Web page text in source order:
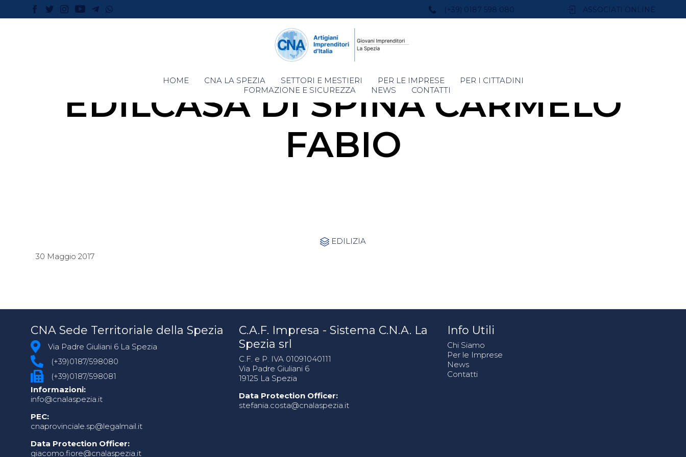
(+39) 0187 598 080 ASSOCIATI ONLINE
Skip
to
HOME CNA LA SPEZIA SETTORI E MESTIERI PER LE IMPRESE
PER I CITTADINI
FORMAZIONE E SICUREZZA
NEWS CONTATTI
EDILCASA DI SPINA CARMELO
FABIO
 Category
EDILIZIA
30 Maggio 2017
CNA Sede Territoriale della Spezia
Via Padre Giuliani 6 La Spezia
(+39)0187/598080
(+39)0187/598081
Informazioni:
info@cnalaspezia.it
PEC:
cnaprovinciale.sp@legalmail.it
Data Protection Officer:
giacomo.fiore@cnalaspezia.it
C.A.F. Impresa - Sistema C.N.A. La
Spezia srl
C.F. e P. IVA 01091040111
Via Padre Giuliani 6
19125 La Spezia
Data Protection Officer:
stefania.costa@cnalaspezia.it
Info Utili
Chi Siamo
Per le Imprese
News
Contatti